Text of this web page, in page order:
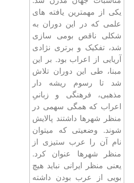
یکی از مهم­ترین یافته‏ های
علمی که در این دوران به
شکلی ناقص بومی­ سازی
شد، تفکیک و برتری نژادی
آریایی از اعراب بود. بر این
مبنا، طی این دوران تلاش
شد تا رسوم ریشه‏ دار
مذهبی، فرهنگی و زبانیِ
اعراب که همگی سهمی در
منظر شهرها داشتند پالایش
شوند. وضعیتی که می­توان
نام آن را عرب ‏ستیزی از
منظر شهرها عنوان کرد.
یعنی منظر ایرانی نباید هیچ
بویی از عرب بودن داشته